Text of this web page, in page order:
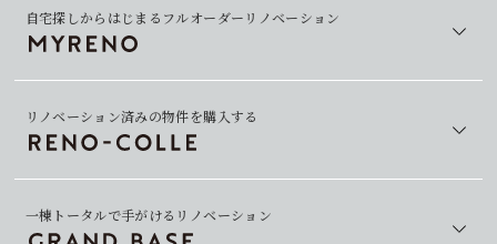
自宅探しからはじまるフルオーダーリノベーション
リノベーション済みの物件を購入する
一棟トータルで手がけるリノベーション